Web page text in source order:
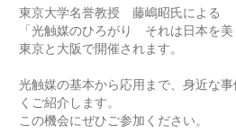
東京大学名誉教授 藤嶋昭氏による
「光触媒のひろがり それは日本を美
東京と大阪で開催されます。
光触媒の基本から応用まで、身近な
くご紹介します。
この機会にぜひご参加ください。